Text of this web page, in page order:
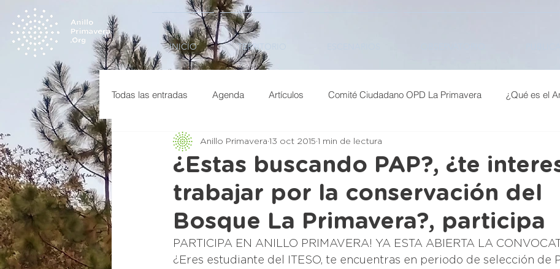
INICIO TERRITORIO
Todas las entradas Agenda Artículos Comité Ciudadano OPD La Primavera ¿Qué es el
Descargas Infográficos Exposiciones
Laboratorio de Ideas Inicio Observatorio Noticias Poblados del Anillo Semillero
Futuro Paisaje Patrimonio Amenazas Calidad de vida Experiencia
¿Estas buscando PAP?, ¿te
trabajar por la conservación del
Bosque La Primavera?, participa
Anillo Primavera 13 oct 2015 1 min de lectura
PARTICIPA EN ANILLO PRIMAVERA! YA ESTA ABIERTA LA
¿Eres estudiante del ITESO, te encuentras en periodo de selección de